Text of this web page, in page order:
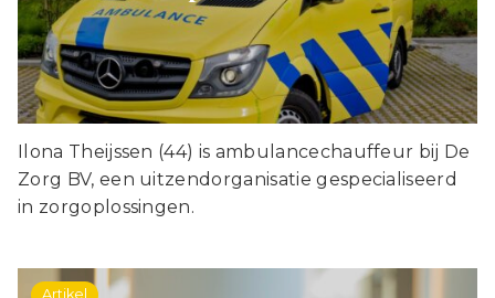
Ilona Theijssen (44) is ambulancechauffeur bij De
Zorg BV, een uitzendorganisatie gespecialiseerd
in zorgoplossingen.
Artikel